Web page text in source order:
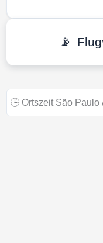
📡
🕒 Ortszeit São Paulo